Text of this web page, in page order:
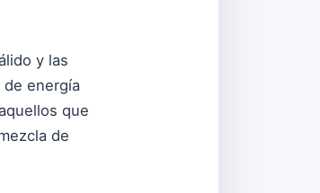
y las
energía
que
de